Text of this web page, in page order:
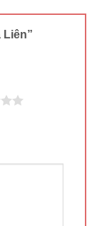
Liên”